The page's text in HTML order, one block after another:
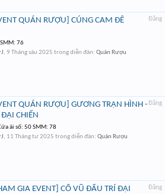
Đăng
QUÁN RƯỢU] CÚNG CAM ĐÊ
76
, 9 Tháng sáu 2025 trong diễn đàn: Quán Rượu
Đăng
QUÁN RƯỢU] GƯƠNG TRẬN HÌNH -
CHIẾN
ải số: 50 SMM: 78
, 11 Tháng tư 2025 trong diễn đàn: Quán Rượu
Đăng
GIA EVENT] CỔ VŨ ĐẤU TRÍ ĐẠI